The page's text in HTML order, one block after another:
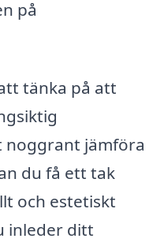
på
tänka på att
noggrant jämföra
du få ett tak
och estetiskt
inleder ditt